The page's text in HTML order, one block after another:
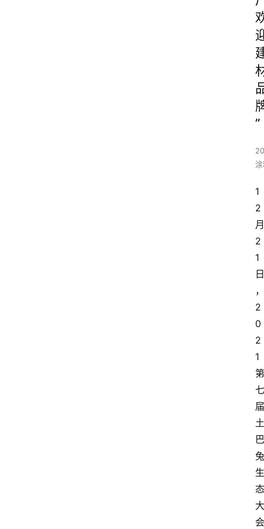
”
1
2
月
2
1
日
，
2
0
2
1
第
七
届
土
巴
兔
生
态
大
会